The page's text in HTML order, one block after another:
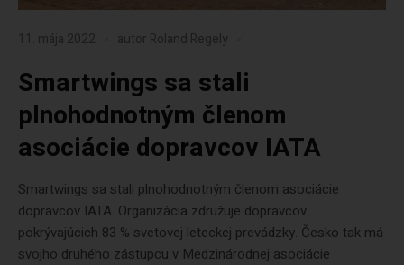
11. mája 2022 autor Roland Regely
Smartwings sa stali
plnohodnotným členom
asociácie dopravcov IATA
Smartwings sa stali plnohodnotným členom asociácie
dopravcov IATA. Organizácia združuje dopravcov
pokrývajúcich 83 % svetovej leteckej prevádzky. Česko tak má
svojho druhého zástupcu v Medzinárodnej asociácie